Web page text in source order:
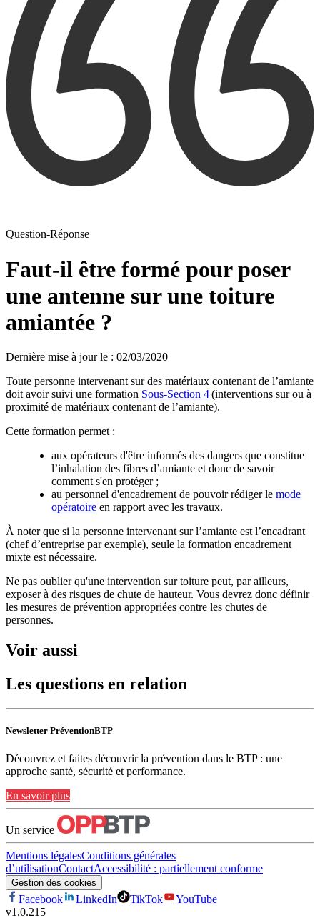
Question-Réponse
Faut-il être formé pour poser
une antenne sur une toiture
amiantée ?
Dernière mise à jour le : 02/03/2020
Toute personne intervenant sur des matériaux contenant de l’amiante
doit avoir suivi une formation Sous-Section 4(interventions sur ou à
proximité de matériaux contenant de l’amiante).
Cette formation permet :
aux opérateurs d'être informés des dangers que constitue
l’inhalation des fibres d’amiante et donc de savoir
comment s'en protéger ;
au personnel d'encadrement de pouvoir rédiger le mode
opératoire en rapport avec les travaux.
À noter que si la personne intervenant sur l’amiante est l’encadrant
(chef d’entreprise par exemple), seule la formation encadrement
mixte est nécessaire.
Ne pas oublier qu'une intervention sur toiture peut, par ailleurs,
exposer à des risques de chute de hauteur. Vous devrez donc définir
les mesures de prévention appropriées contre les chutes de
personnes.
Voir aussi
Les questions en relation
Newsletter PréventionBTP
Découvrez et faites découvrir la prévention dans le BTP : une
approche santé, sécurité et performance.
En savoir plus
Un service
Mentions légalesConditions générales
d’utilisationContactAccessibilité : partiellement conforme
Gestion des cookies
Facebook LinkedIn TikTok
YouTube
v1.0.215